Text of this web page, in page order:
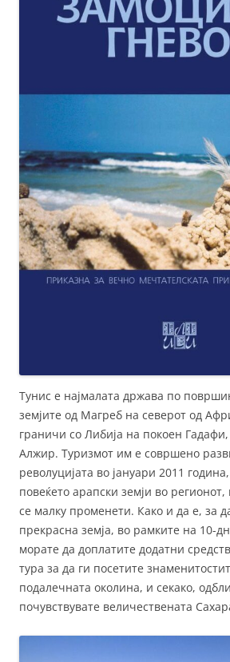
Тунис е најмалата држава по
земјите од Магреб на северот од
граничи со Либија на покоен
Алжир. Туризмот им е совршено
револуцијата во јануари 2011
повеќето арапски земји во регионот,
се малку променети. Како и да е, за
прекрасна земја, во рамките на 10-
морате да доплатите додатни
тура за да ги посетите
подалечната околина, и секако,
почувствувате величествената